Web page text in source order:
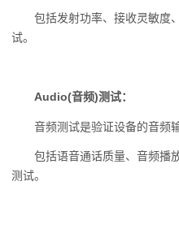
包括发射功率、接收灵敏度、
试。
Audio(音频)测试：
音频测试是验证设备的音频输
包括语音通话质量、音频播放
测试。